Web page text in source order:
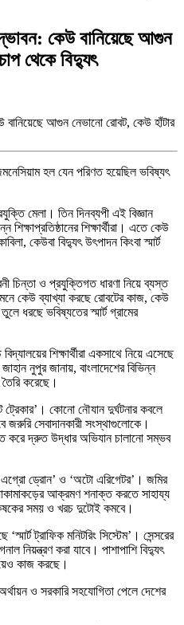
কেউ বানিয়েছে আগুন
থেকে বিদ্যুৎ
হল যেন পরিণত হয়েছিল ভবিষ্যৎ
মেলা। তিন দিনব্যপী এই বিজ্ঞান
শিক্ষার্থীরা। এতে কেউ
কেউবা বিদ্যুৎ উৎপাদন কিংবা স্মার্ট
চিন্তা ও প্রযুক্তিগত ধারণা নিয়ে ব্যস্ত
কেউ ব্যাখ্যা করছে রোবটের কাজ, কেউ
ধরছে ভবিষ্যতের স্মার্ট গ্রামের
শিক্ষার্থীরা একসাথে নিয়ে এসেছে
নুপুর জানায়, বাংলাদেশের বিভিন্ন
করেছে।
ট্রেকার’। কোনো নৌযান দুর্ঘটনার কবলে
জরুরি সেবাদানকারী সংস্থাগুলোকে।
করে দ্রুত উদ্ধার অভিযান চালানো সম্ভব
এগ্রো ড্রোন’ ও ‘অটো এরিগেটর’। জমির
আক্রমণ শনাক্ত করতে সাহায্য
সময় ও খরচ দুটোই কমবে।
ট্রাফিক মনিটরিং সিস্টেম’। সেন্সরের
নিয়ন্ত্রণ করা যাবে। পাশাপাশি বিদ্যুৎ
কাজ করছে।
ও সরকারি সহযোগিতা পেলে দেশের